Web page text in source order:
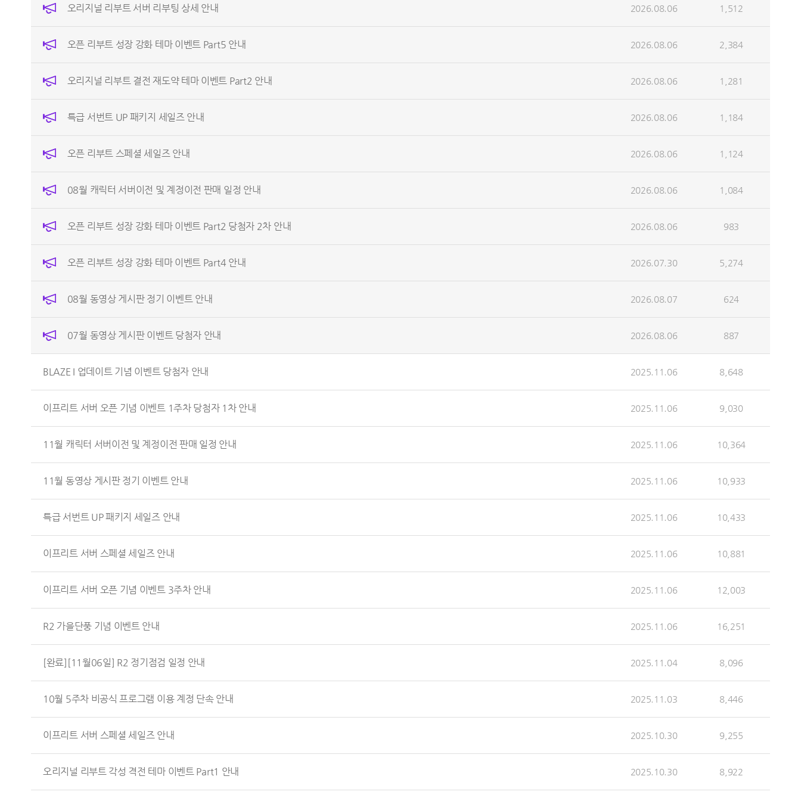
오리지널 리부트 서버 리부팅 상세 안내 2026.08.06 1,512
오픈 리부트 성장 강화 테마 이벤트 Part5 안내 2026.08.06 2,384
오리지널 리부트 결전 재도약 테마 이벤트 Part2 안내 2026.08.06 1,281
특급 서번트 UP 패키지 세일즈 안내 2026.08.06 1,184
오픈 리부트 스페셜 세일즈 안내 2026.08.06 1,124
08월 캐릭터 서버이전 및 계정이전 판매 일정 안내 2026.08.06 1,084
오픈 리부트 성장 강화 테마 이벤트 Part2 당첨자 2차 안내 2026.08.06 983
오픈 리부트 성장 강화 테마 이벤트 Part4 안내 2026.07.30 5,274
08월 동영상 게시판 정기 이벤트 안내 2026.08.07 624
07월 동영상 게시판 이벤트 당첨자 안내 2026.08.06 887
BLAZE I 업데이트 기념 이벤트 당첨자 안내 2025.11.06 8,648
이프리트 서버 오픈 기념 이벤트 1주차 당첨자 1차 안내 2025.11.06 9,030
11월 캐릭터 서버이전 및 계정이전 판매 일정 안내 2025.11.06 10,364
11월 동영상 게시판 정기 이벤트 안내 2025.11.06 10,933
특급 서번트 UP 패키지 세일즈 안내 2025.11.06 10,433
이프리트 서버 스페셜 세일즈 안내 2025.11.06 10,881
이프리트 서버 오픈 기념 이벤트 3주차 안내 2025.11.06 12,003
R2 가을단풍 기념 이벤트 안내 2025.11.06 16,251
[완료][11월06일] R2 정기점검 일정 안내 2025.11.04 8,096
10월 5주차 비공식 프로그램 이용 계정 단속 안내 2025.11.03 8,446
이프리트 서버 스페셜 세일즈 안내 2025.10.30 9,255
오리지널 리부트 각성 격전 테마 이벤트 Part1 안내 2025.10.30 8,922